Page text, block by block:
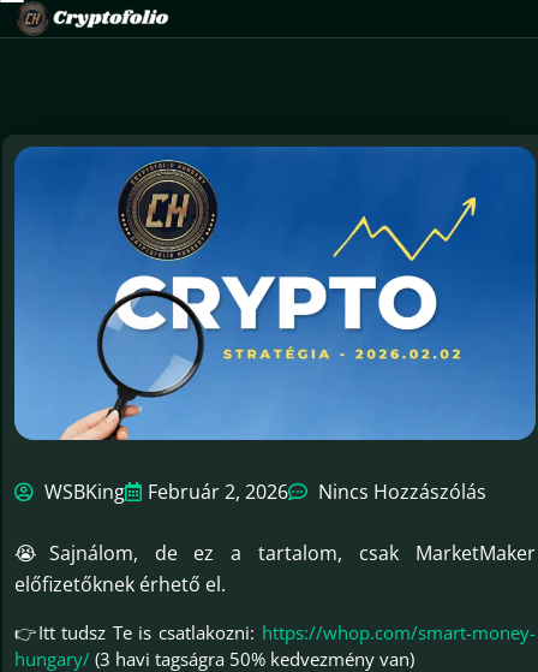
WSBKing Február 2, 2026 Nincs Hozzászólás
😭Sajnálom, de ez a tartalom, csak MarketMaker
előfizetőknek érhető el.
👉Itt tudsz Te is csatlakozni: https://whop.com/smart-money-
hungary/ (3 havi tagságra 50% kedvezmény van)